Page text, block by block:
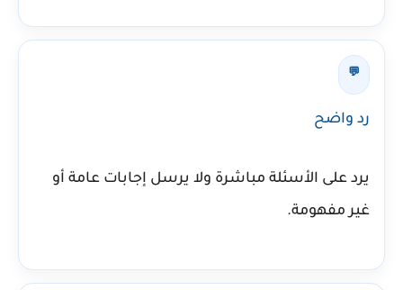
💬
رد واضح
يرد على الأسئلة مباشرة ولا يرسل إجابات عامة أو
غير مفهومة.